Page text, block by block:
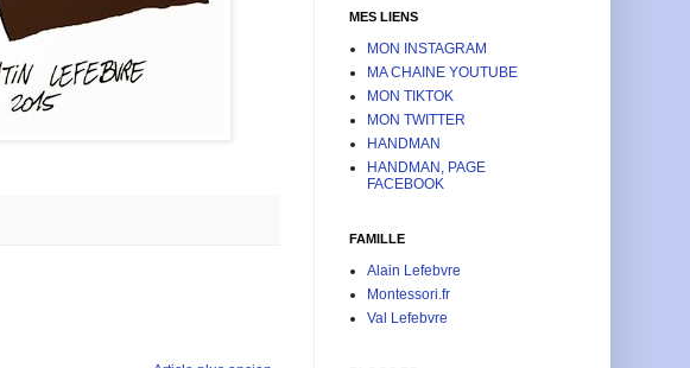
MES LIENS
MON INSTAGRAM
MA CHAINE YOUTUBE
MON TIKTOK
MON TWITTER
HANDMAN
HANDMAN, PAGE
FACEBOOK
FAMILLE
Alain Lefebvre
Montessori.fr
Val Lefebvre